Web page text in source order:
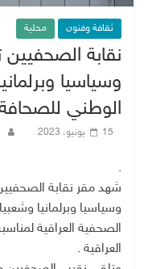
ثقافة وفنون محلية
نقابة
وسياسيا
الوطني
15 يونيو، 2023
.
شهد مقر نقابة
وسياسيا وبرلمانيا
العراقية .